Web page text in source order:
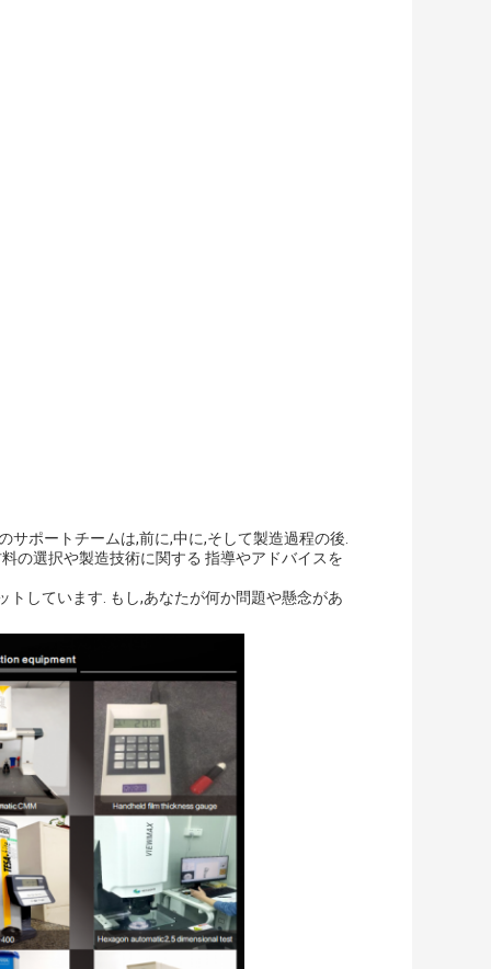
サポートチームは,前に,中に,そして製造過程の後.
の選択や製造技術に関する 指導やアドバイスを
しています. もし,あなたが何か問題や懸念があ